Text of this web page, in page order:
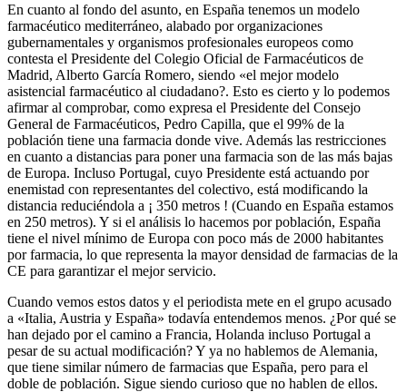
En cuanto al fondo del asunto, en España tenemos un modelo
farmacéutico mediterráneo, alabado por organizaciones
gubernamentales y organismos profesionales europeos como
contesta el Presidente del Colegio Oficial de Farmacéuticos de
Madrid, Alberto García Romero, siendo «el mejor modelo
asistencial farmacéutico al ciudadano?. Esto es cierto y lo podemos
afirmar al comprobar, como expresa el Presidente del Consejo
General de Farmacéuticos, Pedro Capilla, que el 99% de la
población tiene una farmacia donde vive. Además las restricciones
en cuanto a distancias para poner una farmacia son de las más bajas
de Europa. Incluso Portugal, cuyo Presidente está actuando por
enemistad con representantes del colectivo, está modificando la
distancia reduciéndola a ¡ 350 metros ! (Cuando en España estamos
en 250 metros). Y si el análisis lo hacemos por población, España
tiene el nivel mínimo de Europa con poco más de 2000 habitantes
por farmacia, lo que representa la mayor densidad de farmacias de la
CE para garantizar el mejor servicio.
Cuando vemos estos datos y el periodista mete en el grupo acusado
a «Italia, Austria y España» todavía entendemos menos. ¿Por qué se
han dejado por el camino a Francia, Holanda incluso Portugal a
pesar de su actual modificación? Y ya no hablemos de Alemania,
que tiene similar número de farmacias que España, pero para el
doble de población. Sigue siendo curioso que no hablen de ellos.